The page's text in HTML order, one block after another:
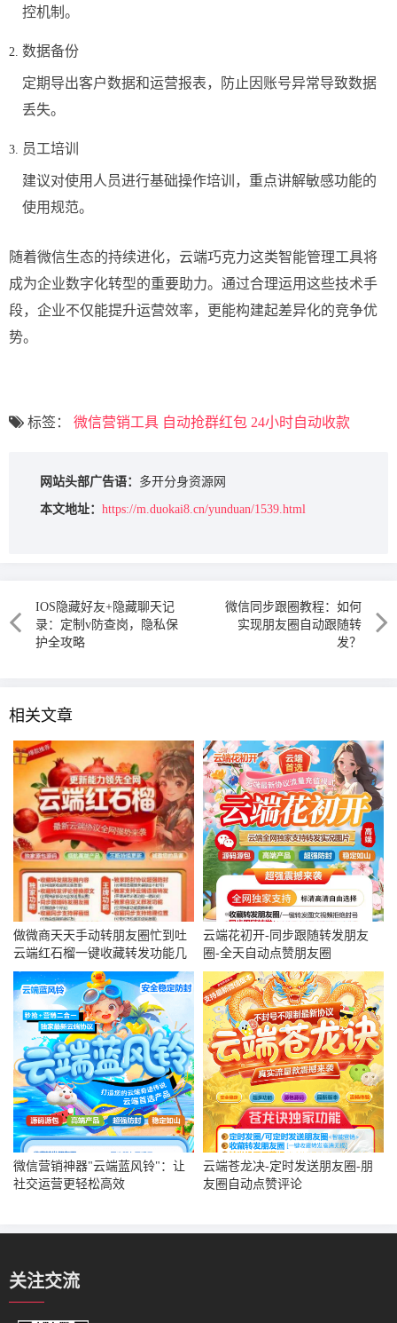
控机制。
数据备份
定期导出客户数据和运营报表，防止因账号异常导致数据
丢失。
员工培训
建议对使用人员进行基础操作培训，重点讲解敏感功能的
使用规范。
随着微信生态的持续进化，云端巧克力这类智能管理工具将
成为企业数字化转型的重要助力。通过合理运用这些技术手
段，企业不仅能提升运营效率，更能构建起差异化的竞争优
势。
标签： 微信营销工具 自动抢群红包 24小时自动收款
网站头部广告语： 多开分身资源网
本文地址： https://m.duokai8.cn/yunduan/1539.html
IOS隐藏好友+隐藏聊天记
录：定制v防查岗，隐私保
护全攻略
微信同步跟圈教程：如何
实现朋友圈自动跟随转
发？
相关文章
做微商天天手动转朋友圈忙到吐
云端红石榴一键收藏转发功能几
分钟搞定几十条内容
云端花初开-同步跟随转发朋友
圈-全天自动点赞朋友圈
微信营销神器"云端蓝风铃"：让
社交运营更轻松高效
云端苍龙决-定时发送朋友圈-朋
友圈自动点赞评论
关注交流